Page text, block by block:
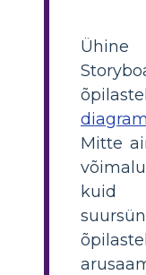
Mitte
kuid